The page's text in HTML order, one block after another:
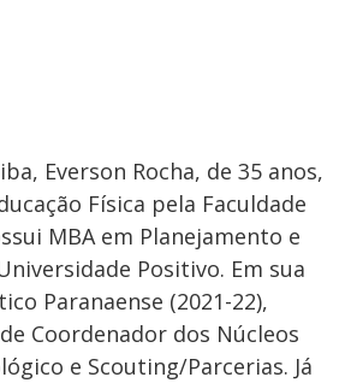
Everson Rocha, de 35 anos,
Física pela Faculdade
MBA em Planejamento e
Positivo. Em sua
Paranaense (2021-22),
Coordenador dos Núcleos
e Scouting/Parcerias. Já